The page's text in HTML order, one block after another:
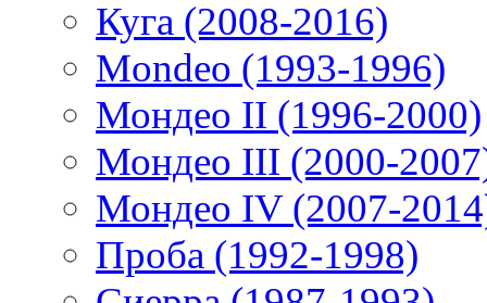
Куга (2008-2016)
Mondeo (1993-1996)
Мондео II (1996-2000)
Мондео III (2000-
Мондео IV (2007-
Проба (1992-1998)